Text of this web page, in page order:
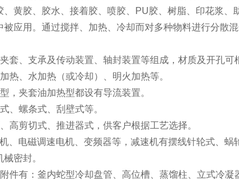
黄胶、胶水、接着胶、喷胶、PU胶、树脂、印花浆、
应用。通过搅拌、加热、冷却而对多种物料进行分散混
套、支承及传动装置、轴封装置等组成，材质及开孔可
热、水加热（或冷却）、明火加热等。
，夹套油加热型都设有导流装置。
、螺条式、刮壁式等。
高剪切式、推进器式，供客户根据工艺选择。
、电磁调速电机、变频器等，减速机有摆线针轮式、
密封。
件有：釜内蛇型冷却盘管、高位槽、蒸馏柱、立式冷凝